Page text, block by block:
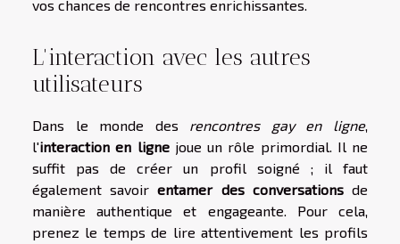
vos chances de rencontres enrichissantes.
L'interaction avec les autres
utilisateurs
Dans le monde des rencontres gay en ligne,
l'interaction en lignejoue un rôle primordial. Il ne
suffit pas de créer un profil soigné ; il faut
également savoirentamer des conversationsde
manière authentique et engageante. Pour cela,
prenez le temps de lire attentivement les profils